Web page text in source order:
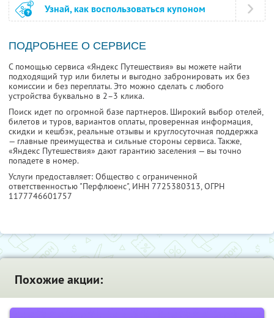
Узнай, как воспользоваться купоном
ПОДРОБНЕЕ О СЕРВИСЕ
С помощью сервиса «Яндекс Путешествия» вы можете найти
подходящий тур или билеты и выгодно забронировать их без
комиссии и без переплаты. Это можно сделать с любого
устройства буквально в 2–3 клика.
Поиск идет по огромной базе партнеров. Широкий выбор отелей,
билетов и туров, вариантов оплаты, проверенная информация,
скидки и кешбэк, реальные отзывы и круглосуточная поддержка
— главные преимущества и сильные стороны сервиса. Также,
«Яндекс Путешествия» дают гарантию заселения — вы точно
попадете в номер.
Услуги предоставляет: Общество с ограниченной
ответственностью "Перфлюенс", ИНН 7725380313, ОГРН
1177746601757
Похожие акции: